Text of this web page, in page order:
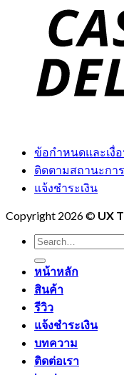
ข้อกำหนดและเงื่
ติดตามสถานะกา
แจ้งชำระเงิน
Copyright 2026 © UX
Search
for:
หน้าหลัก
สินค้า
รีวิว
แจ้งชำระเงิน
บทความ
ติดต่อเรา